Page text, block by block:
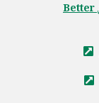
صفحه وب نفس تنگی ناشی از طوفان رعد و برق Better